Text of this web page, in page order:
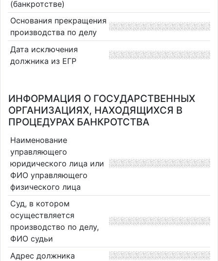
(банкротстве)
Основания прекращения
производства по делу
Дата исключения
должника из ЕГР
ИНФОРМАЦИЯ О ГОСУДАРСТВЕННЫХ
ОРГАНИЗАЦИЯХ, НАХОДЯЩИХСЯ В
ПРОЦЕДУРАХ БАНКРОТСТВА
Наименование
управляющего
юридического лица или
ФИО управляющего
физического лица
Суд, в котором
осуществляется
производство по делу,
ФИО судьи
Адрес должника